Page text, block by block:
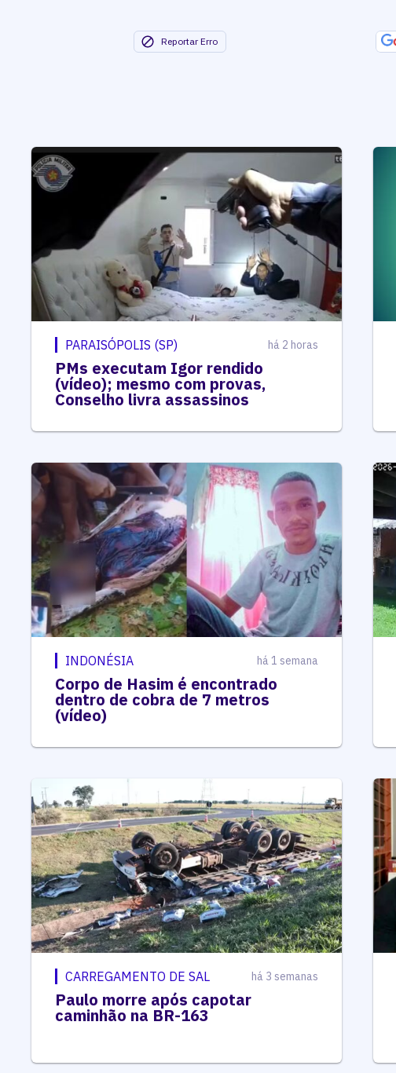
Reportar Erro
PARAISÓPOLIS (SP) há 2 horas
PMs executam Igor rendido
(vídeo); mesmo com provas,
Conselho livra assassinos
INDONÉSIA há 1 semana
Corpo de Hasim é encontrado
dentro de cobra de 7 metros
(vídeo)
CARREGAMENTO DE SAL há 3 semanas
Paulo morre após capotar
caminhão na BR-163